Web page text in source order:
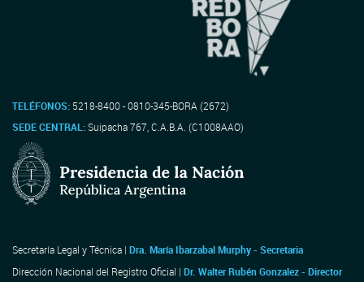
TELÉFONOS: 5218-8400 - 0810-345-BORA (2672)
SEDE CENTRAL:Suipacha 767, C.A.B.A. (C1008AAO)
Secretaría Legal y Técnica | Dra. María Ibarzabal Murphy - Secretaria
Dirección Nacional del Registro Oficial | Dr. Walter Rubén Gonzalez - Director